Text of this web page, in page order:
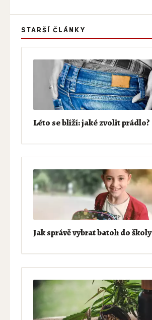
STARŠÍ ČLÁNKY
Léto se blíží: jaké zvolit prádlo?
Jak správě vybrat batoh do školy